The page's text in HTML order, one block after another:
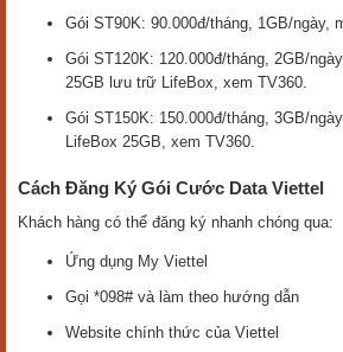
Gói ST90K: 90.000đ/tháng, 1GB/ngày,
Gói ST120K: 120.000đ/tháng, 2GB/
25GB lưu trữ LifeBox, xem TV360.
Gói ST150K: 150.000đ/tháng, 3GB/
LifeBox 25GB, xem TV360.
Cách Đăng Ký Gói Cước Data Viettel
Khách hàng có thể đăng ký nhanh chóng qua:
Ứng dụng My Viettel
Gọi *098# và làm theo hướng dẫn
Website chính thức của Viettel